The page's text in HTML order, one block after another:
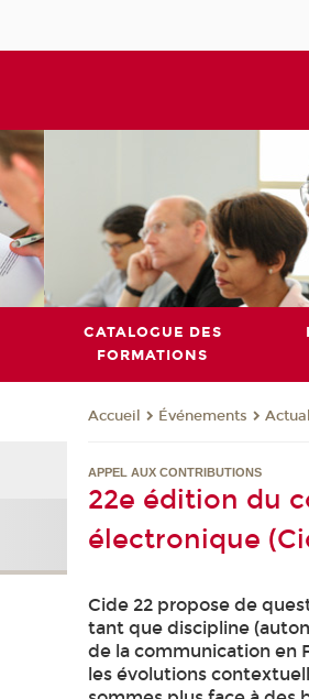
CATALOGUE DES
FORMATIONS
Accueil Événements
APPEL AUX CONTRIBUTIONS
22e édition du
électronique
Cide 22 propose de
tant que discipline
de la communication en
les évolutions